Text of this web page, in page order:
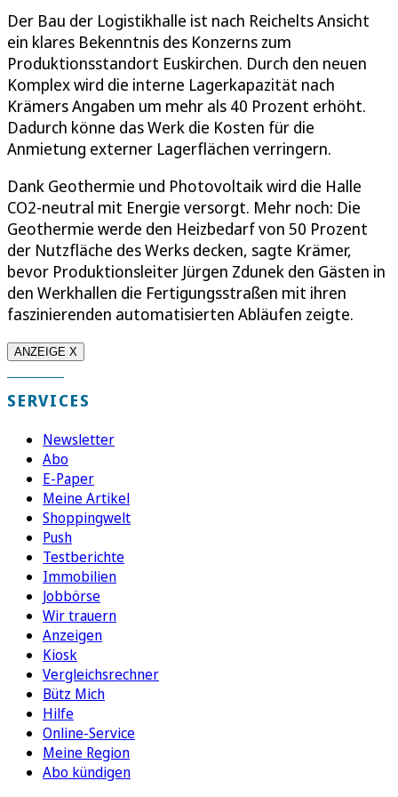
Der Bau der Logistikhalle ist nach Reichelts Ansicht
ein klares Bekenntnis des Konzerns zum
Produktionsstandort Euskirchen. Durch den neuen
Komplex wird die interne Lagerkapazität nach
Krämers Angaben um mehr als 40 Prozent erhöht.
Dadurch könne das Werk die Kosten für die
Anmietung externer Lagerflächen verringern.
Dank Geothermie und Photovoltaik wird die Halle
CO2-neutral mit Energie versorgt. Mehr noch: Die
Geothermie werde den Heizbedarf von 50 Prozent
der Nutzfläche des Werks decken, sagte Krämer,
bevor Produktionsleiter Jürgen Zdunek den Gästen in
den Werkhallen die Fertigungsstraßen mit ihren
faszinierenden automatisierten Abläufen zeigte.
ANZEIGE X
SERVICES
Newsletter
Abo
E-Paper
Meine Artikel
Shoppingwelt
Push
Testberichte
Immobilien
Jobbörse
Wir trauern
Anzeigen
Kiosk
Vergleichsrechner
Bütz Mich
Hilfe
Online-Service
Meine Region
Abo kündigen